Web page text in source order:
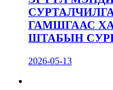
ГАМШГААС
ШТАБЫН
2026-05-13